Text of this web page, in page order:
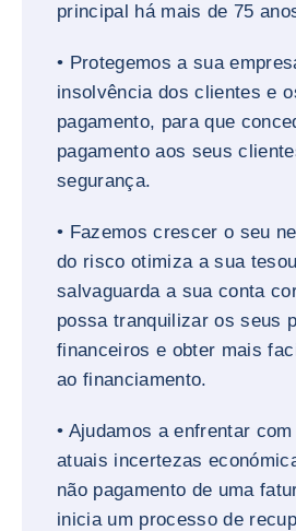
principal há mais de 75
• Protegemos a sua
insolvência dos clientes e
pagamento, para que
pagamento aos seus
segurança.
• Fazemos crescer o seu
do risco otimiza a sua
salvaguarda a sua conta
possa tranquilizar os seus
financeiros e obter mais
ao financiamento.
• Ajudamos a enfrentar
atuais incertezas
não pagamento de uma
inicia um processo de